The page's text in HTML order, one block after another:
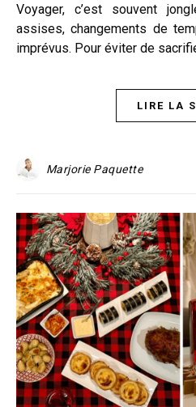
Voyager, c’est souvent jongler entre longues heures
assises, changements de
imprévus. Pour éviter de
LIRE LA
Marjorie Paquette